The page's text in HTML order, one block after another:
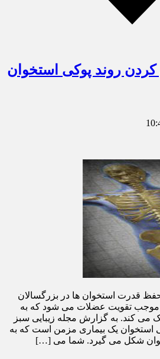
کردن روند پوکی استخوان
قدرت استخوان ها در بزرگسالان
تقویت عضلات می شود که به
می کند. به گزارش مجله زیبایی سبز
استخوان یک بیماری مزمن است که به
شکل می گیرد. شما می […]